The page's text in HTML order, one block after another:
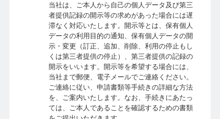
当社は、ご本人から自己の個人データ及び第三
者提供記録の開示等の求めがあった場合には遅
滞なく対応いたします。開示等とは、保有個人
データの利用目的の通知、保有個人データの開
示・変更（訂正、追加、削除、利用の停止もし
くは第三者提供の停止）、第三者提供の記録の
開示をいいます。開示等を希望する場合には、
当社まで郵便、電子メールでご連絡ください。
ご連絡に従い、申請書類等手続きの詳細な方法
を、ご案内いたします。なお、手続きにあたっ
ては、ご本人であることを確認するための書類